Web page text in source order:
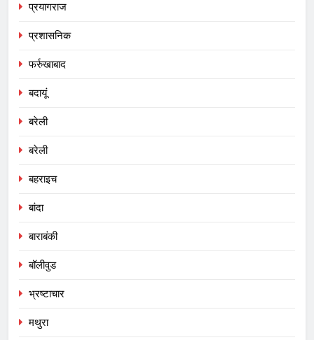
प्रयागराज
प्रशासनिक
फर्रुखाबाद
बदायूं
बरेली
बरेली
बहराइच
बांदा
बाराबंकी
बॉलीवुड
भ्रष्टाचार
मथुरा